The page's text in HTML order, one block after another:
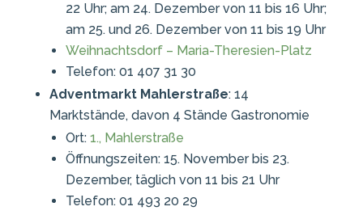
22 Uhr; am 24. Dezember von 11 bis 16 Uhr;
am 25. und 26. Dezember von 11 bis 19 Uhr
Weihnachtsdorf – Maria-Theresien-Platz
Telefon: 01 407 31 30
Adventmarkt Mahlerstraße: 14
Marktstände, davon 4 Stände Gastronomie
Ort: 1., Mahlerstraße
Öffnungszeiten: 15. November bis 23.
Dezember, täglich von 11 bis 21 Uhr
Telefon: 01 493 20 29